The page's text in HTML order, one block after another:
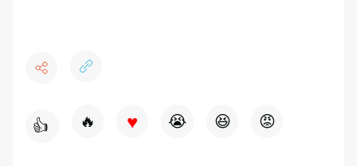
👍 🔥 ♥ 😭 😆 😡